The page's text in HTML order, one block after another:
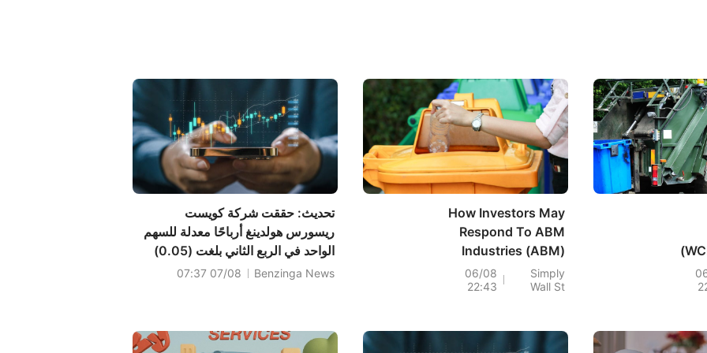
How Investors May
Respond To ABM
Industries (ABM)
LaGuardia
Robotics Pilot
Simply
Wall St
06/08
22:43
تحديث: حققت شركة كويست
ريسورس هولدينغ أرباحًا معدلة للسهم
الواحد في الربع الثاني بلغت (0.05)
دولارًا أمريكيًا، متجاوزة بذلك التوقعات
Benzinga News
07/08 07:37